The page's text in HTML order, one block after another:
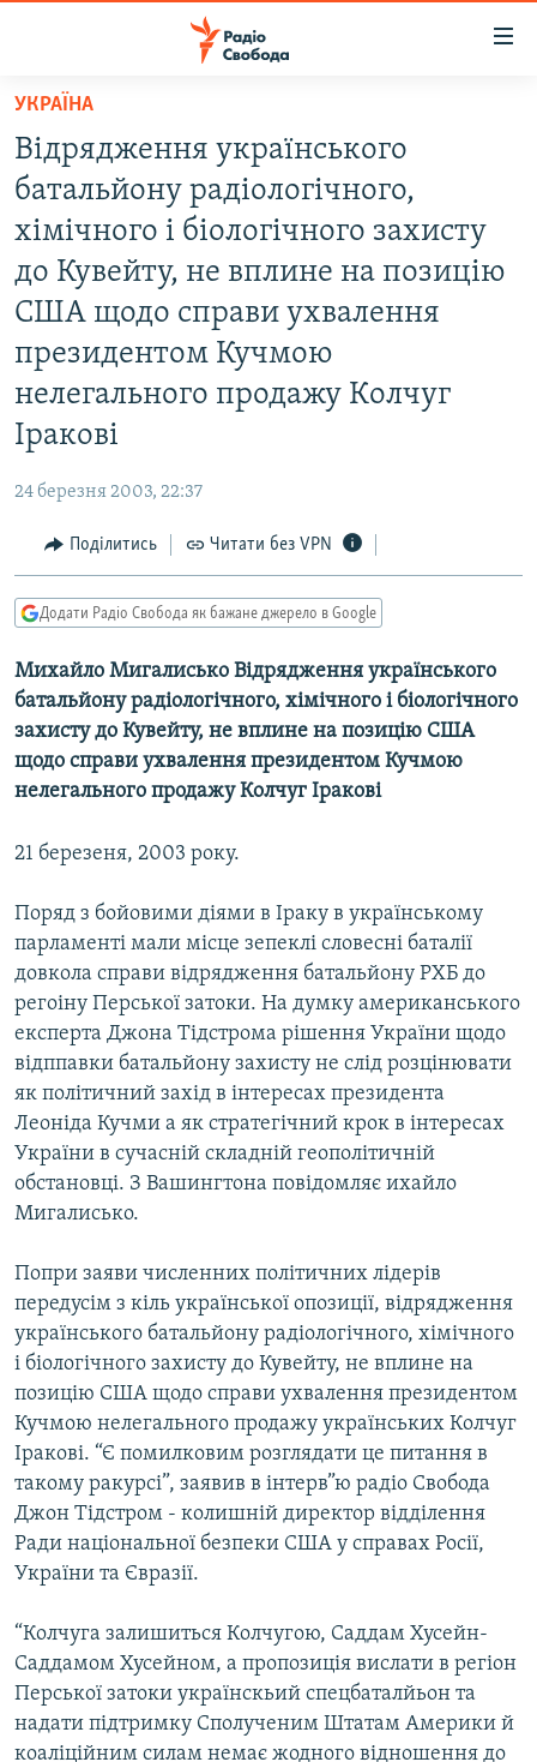
Перейти
основного
матеріалу
Перейти
до
основної
навігації
до
пошуку
ВСЕ ЗА ДОБУ
СТАТТІ
ПОЛІТИКА
ЕКОНОМІКА
СУСПІЛЬСТВО
КУЛЬТУРА
СПОРТ
ВІЙНА
РОСІЙСЬКА «ФІЛЬТРАЦІЯ»
ДОНБАС.РЕАЛІЇ
КРИМ.РЕАЛІЇ
ТИ ЯК?
МУЛЬТИМЕДІА
ФОТО
ПОДКАСТИ
КРИМ РЕАЛІЇ
РУС
КТАТ
ДОЛУЧАЙСЯ!
Усі сайти RFE/RL
УКРАЇНА
Відрядження українського
батальйону радіологічного,
хімічного і біологічного захисту
до Кувейту, не вплине на позицію
США щодо справи ухвалення
президентом Кучмою
нелегального продажу Колчуг
Іракові
24 березня 2003, 22:37
Поділитись Читати без VPN
Додати Радіо Свобода як бажане джерело в Google
Михайло Мигалисько Відрядження українського
батальйону радіологічного, хімічного і біологічного
захисту до Кувейту, не вплине на позицію США
щодо справи ухвалення президентом Кучмою
нелегального продажу Колчуг Іракові
21 березеня, 2003 року.
Поряд з бойовими діями в Іраку в українському
парламенті мали місце зепеклі словесні баталії
довкола справи відрядження батальйону РХБ до
регоіну Перської затоки. На думку американського
експерта Джона Тідстрома рішення України щодо
відппавки батальйону захисту не слід розцінювати
як політичний захід в інтересах президента
Леоніда Кучми а як стратегічний крок в інтересах
України в сучасній складній геополітичній
обстановці. З Вашингтона повідомляє ихайло
Мигалисько.
Попри заяви численних політичних лідерів
передусім з кіль української опозиції, відрядження
українського батальйону радіологічного, хімічного
і біологічного захисту до Кувейту, не вплине на
позицію США щодо справи ухвалення президентом
Кучмою нелегального продажу українських Колчуг
Іракові. “Є помилковим розглядати це питання в
такому ракурсі”, заявив в інтерв”ю радіо Свобода
Джон Тідстром - колишній директор відділення
Ради національної безпеки США у справах Росії,
України та Євразії.
“Колчуга залишиться Колчугою, Саддам Хусейн-
Саддамом Хусейном, а пропозиція вислати в регіон
Перської затоки українскьий спецбаталйьон та
надати підтримку Сполученим Штатам Америки й
коаліційним силам немає жодного відношення до